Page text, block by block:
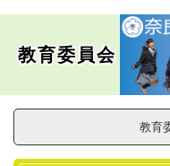
教育委員会
教育